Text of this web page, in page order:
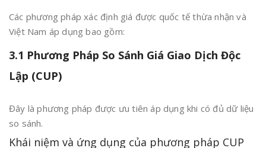
Các phương pháp xác định giá được quốc tế thừa nhận và
Việt Nam áp dụng bao gồm:
3.1 Phương Pháp So Sánh Giá Giao Dịch Độc
Lập (CUP)
Đây là phương pháp được ưu tiên áp dụng khi có đủ dữ liệu
so sánh.
Khái niệm và ứng dụng của phương pháp CUP